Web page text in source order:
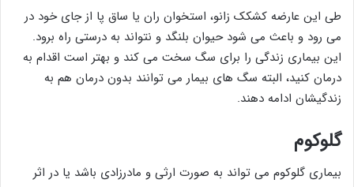
طی این عارضه کشکک زانو، استخوان ران یا ساق پا از جای خود در
می رود و باعث می شود حیوان بلنگد و نتواند به درستی راه برود.
این بیماری زندگی را برای سگ سخت می کند و بهتر است اقدام به
درمان کنید، البته سگ های بیمار می توانند بدون درمان هم به
زندگیشان ادامه دهند.
گلوکوم
بیماری گلوکوم می تواند به صورت ارثی و مادرزادی باشد یا در اثر